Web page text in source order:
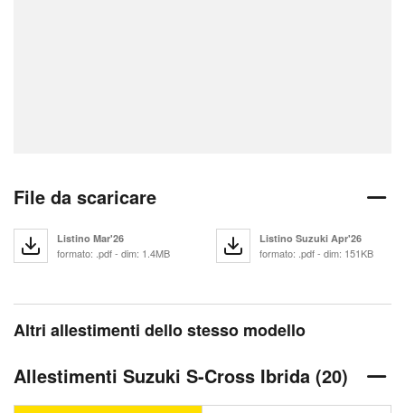
File da scaricare
Listino Mar'26
formato: .pdf - dim: 1.4MB
Listino Suzuki Apr'26
formato: .pdf - dim: 151KB
Altri allestimenti dello stesso modello
Allestimenti Suzuki S-Cross Ibrida (20)